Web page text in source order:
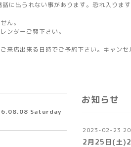
に出られない事があります。恐れ入りま
ん。
ンダーご覧下さい。
来店出来る日時でご予約下さい。キャン
お知らせ
2023-02-23
2月25日(土
Saturday